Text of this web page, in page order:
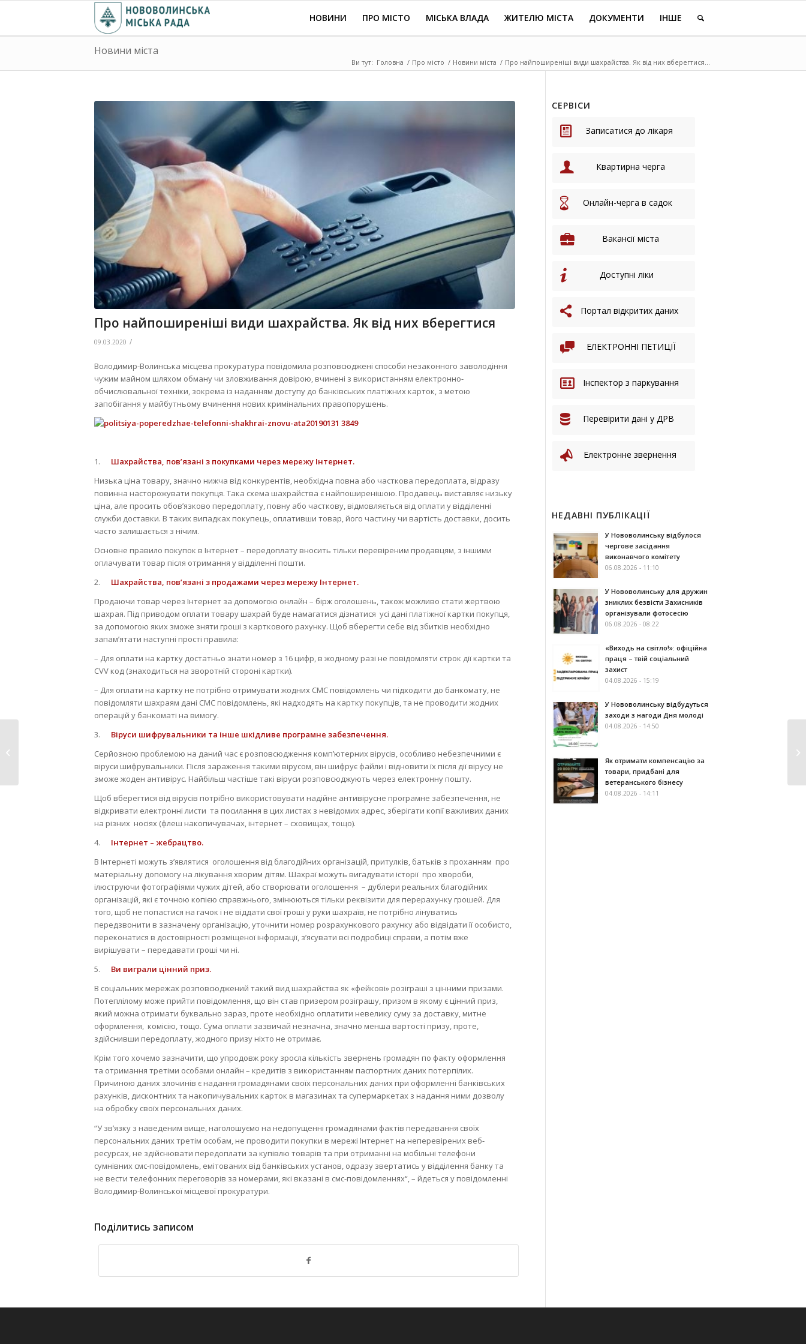
НОВИНИ ПРО МІСТО МІСЬКА ВЛАДА ЖИТЕЛЮ МІСТА ДОКУМЕНТИ ІНШЕ
Новини міста
Ви тут: Головна / Про місто / Новини міста / Про найпоширеніші види шахрайства. Як від них вберегтися...
Про найпоширеніші види шахрайства. Як від них вберегтися
09.03.2020 /
Володимир-Волинська місцева прокуратура повідомила розповсюджені способи незаконного заволодіння
чужим майном шляхом обману чи зловживання довірою, вчинені з використанням електронно-
обчислювальної техніки, зокрема із наданням доступу до банківських платіжних карток, з метою
запобігання у майбутньому вчинення нових кримінальних правопорушень.
1. Шахрайства, пов’язані з покупками через мережу Інтернет.
Низька ціна товару, значно нижча від конкурентів, необхідна повна або часткова передоплата, відразу
повинна насторожувати покупця. Така схема шахрайства є найпоширенішою. Продавець виставляє низьку
ціна, але просить обов’язково передоплату, повну або часткову, відмовляється від оплати у відділенні
служби доставки. В таких випадках покупець, оплативши товар, його частину чи вартість доставки, досить
часто залишається з нічим.
Основне правило покупок в Інтернет – передоплату вносить тільки перевіреним продавцям, з іншими
оплачувати товар після отримання у відділенні пошти.
2. Шахрайства, пов’язані з продажами через мережу Інтернет.
Продаючи товар через Інтернет за допомогою онлайн – бірж оголошень, також можливо стати жертвою
шахрая. Під приводом оплати товару шахрай буде намагатися дізнатися усі дані платіжної картки покупця,
за допомогою яких зможе зняти гроші з карткового рахунку. Щоб вберегти себе від збитків необхідно
запам’ятати наступні прості правила:
– Для оплати на картку достатньо знати номер з 16 цифр, в жодному разі не повідомляти строк дії картки та
CVV код (знаходиться на зворотній стороні картки).
– Для оплати на картку не потрібно отримувати жодних СМС повідомлень чи підходити до банкомату, не
повідомляти шахраям дані СМС повідомлень, які надходять на картку покупців, та не проводити жодних
операцій у банкоматі на вимогу.
3. Віруси шифрувальники та інше шкідливе програмне забезпечення.
Серйозною проблемою на даний час є розповсюдження комп’ютерних вірусів, особливо небезпечними є
віруси шифрувальники. Після зараження такими вірусом, він шифрує файли і відновити їх після дії вірусу не
зможе жоден антивірус. Найбільш частіше такі віруси розповсюджують через електронну пошту.
Щоб вберегтися від вірусів потрібно використовувати надійне антивірусне програмне забезпечення, не
відкривати електронні листи та посилання в цих листах з невідомих адрес, зберігати копії важливих даних
на різних носіях (флеш накопичувачах, інтернет – сховищах, тощо).
4. Інтернет – жебрацтво.
В Інтернеті можуть з’являтися оголошення від благодійних організацій, притулків, батьків з проханням про
матеріальну допомогу на лікування хворим дітям. Шахраї можуть вигадувати історії про хвороби,
ілюструючи фотографіями чужих дітей, або створювати оголошення – дублери реальних благодійних
організацій, які є точною копією справжнього, змінюються тільки реквізити для перерахунку грошей. Для
того, щоб не попастися на гачок і не віддати свої гроші у руки шахраїв, не потрібно лінуватись
передзвонити в зазначену організацію, уточнити номер розрахункового рахунку або відвідати її особисто,
переконатися в достовірності розміщеної інформації, з’ясувати всі подробиці справи, а потім вже
вирішувати – передавати гроші чи ні.
5. Ви виграли цінний приз.
В соціальних мережах розповсюджений такий вид шахрайства як «фейкові» розіграші з цінними призами.
Потеплілому може прийти повідомлення, що він став призером розіграшу, призом в якому є цінний приз,
який можна отримати буквально зараз, проте необхідно оплатити невелику суму за доставку, митне
оформлення, комісію, тощо. Сума оплати зазвичай незначна, значно менша вартості призу, проте,
здійснивши передоплату, жодного призу ніхто не отримає.
Крім того хочемо зазначити, що упродовж року зросла кількість звернень громадян по факту оформлення
та отримання третіми особами онлайн – кредитів з використанням паспортних даних потерпілих.
Причиною даних злочинів є надання громадянами своїх персональних даних при оформленні банківських
рахунків, дисконтних та накопичувальних карток в магазинах та супермаркетах з надання ними дозволу
на обробку своїх персональних даних.
“У зв’язку з наведеним вище, наголошуємо на недопущенні громадянами фактів передавання своїх
персональних даних третім особам, не проводити покупки в мережі Інтернет на неперевірених веб-
ресурсах, не здійснювати передоплати за купівлю товарів та при отриманні на мобільні телефони
сумнівних смс-повідомлень, емітованих від банківських установ, одразу звертатись у відділення банку та
не вести телефонних переговорів за номерами, які вказані в смс-повідомленнях“, – йдеться у повідомленні
Володимир-Волинської місцевої прокуратури.
Поділитись записом
СЕРВІСИ
Записатися до лікаря
Квартирна черга
Онлайн-черга в садок
Вакансії міста
Доступні ліки
Портал відкритих даних
ЕЛЕКТРОННІ ПЕТИЦІЇ
Інспектор з паркування
Перевірити дані у ДРВ
Електронне звернення
НЕДАВНІ ПУБЛІКАЦІЇ
У Нововолинську відбулося
чергове засідання
виконавчого комітету
06.08.2026 - 11:10
У Нововолинську для дружин
зниклих безвісти Захисників
організували фотосесію
06.08.2026 - 08:22
«Виходь на світло!»: офіційна
праця – твій соціальний
захист
04.08.2026 - 15:19
У Нововолинську відбудуться
заходи з нагоди Дня молоді
04.08.2026 - 14:50
Як отримати компенсацію за
товари, придбані для
ветеранського бізнесу
04.08.2026 - 14:11